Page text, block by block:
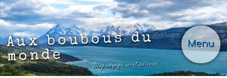
Menu
Aux boubous du
monde
Blog voyage, ici et ailleurs